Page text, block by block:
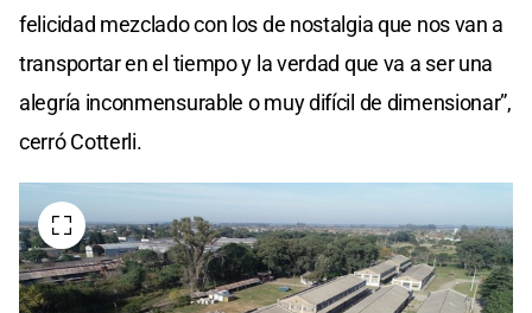
felicidad mezclado con los de nostalgia que nos van a
transportar en el tiempo y la verdad que va a ser una
alegría inconmensurable o muy difícil de dimensionar”,
cerró Cotterli.